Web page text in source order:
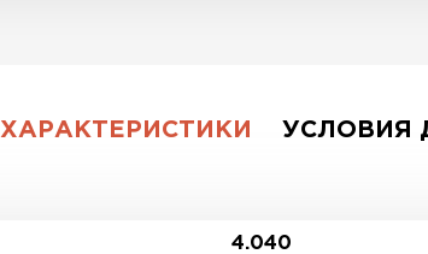
ХАРАКТЕРИСТИКИ УСЛОВИЯ
4.040